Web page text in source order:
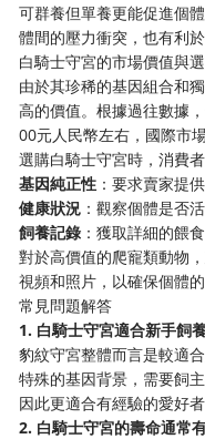
可群養但單養更能促進個
體間的壓力衝突，也有利
白騎士守宮的市場價值與
由於其珍稀的基因組合和
高的價值。根據過往數據
00元人民幣左右，國際市
選購白騎士守宮時，消費
基因純正性 ：要求賣家提
健康狀況 ：觀察個體是否
飼養記錄 ：獲取詳細的餵
對於高價值的爬寵類動物
視頻和照片，以確保個體
常見問題解答
1. 白騎士守宮適合新手飼
豹紋守宮整體而言是較適
特殊的基因背景，需要飼
因此更適合有經驗的愛好者
2. 白騎士守宮的壽命通常